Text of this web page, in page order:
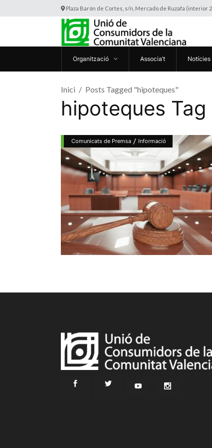
Plaza Barón de Cortes, s/n, Mercado de Ruzafa (interior
Organització Associa’t Notícies
Inici Posts Tagged "hipoteques"
hipoteques Tag
Comunicats de Premsa / Informació